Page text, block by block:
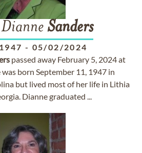
Sanders
- 05/02/2024
passed away February 5, 2024 at
was born September 11, 1947 in
but lived most of her life in Lithia
Dianne graduated ...